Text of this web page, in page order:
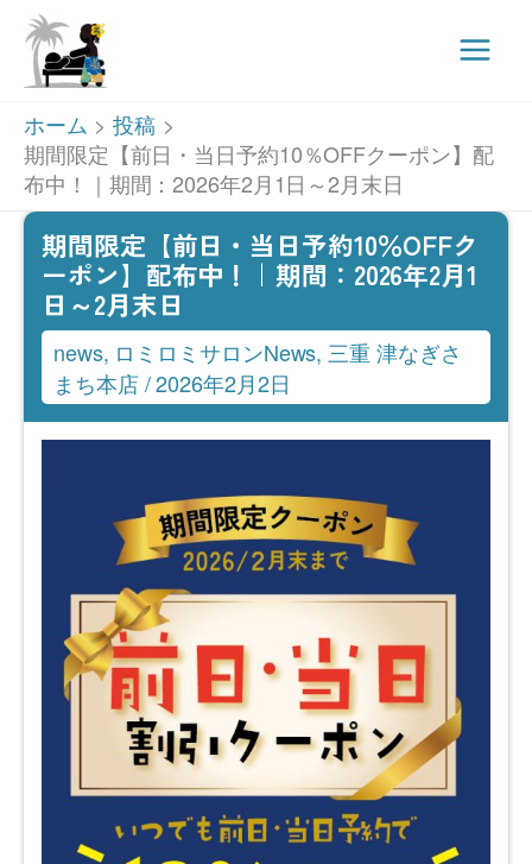
Main
ホーム
投稿
期間限定【前日・当日予約10％OFFクーポン】配
布中！｜期間：2026年2月1日～2月末日
期間限定【前日・当日予約10％OFFク
ーポン】配布中！｜期間：2026年2月1
日～2月末日
news, ロミロミサロンNews, 三重 津なぎさ
まち本店/2026年2月2日